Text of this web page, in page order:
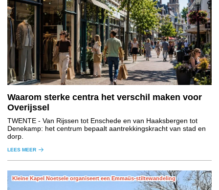
Waarom sterke centra het verschil maken voor
Overijssel
TWENTE - Van Rijssen tot Enschede en van Haaksbergen tot
Denekamp: het centrum bepaalt aantrekkingskracht van stad en
dorp.
LEES MEER
Kleine Kapel Noetsele organiseert een Emmaüs-stiltewandeling